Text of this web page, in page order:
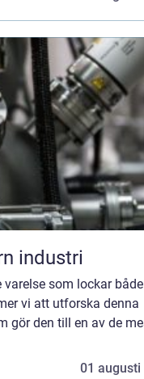
industri
som lockar
vi att utforska denna
gör den till en av de
01 augusti